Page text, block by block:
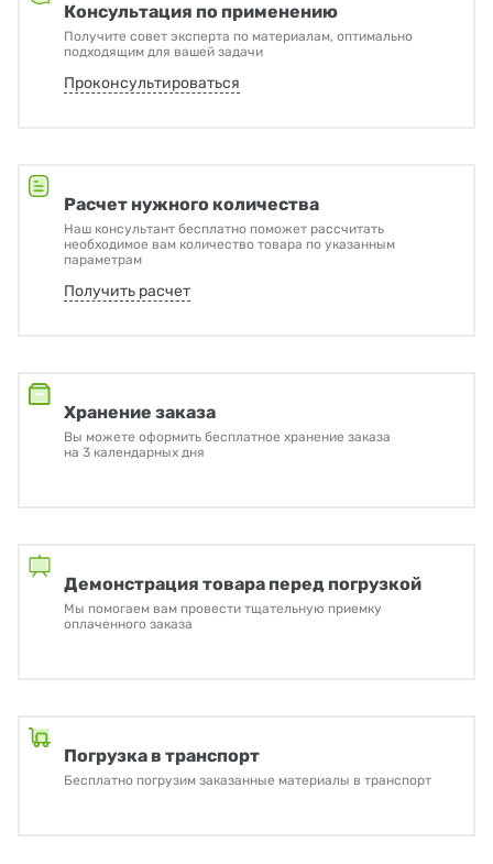
Консультация по применению
Получите совет эксперта по материалам, оптимально
подходящим для вашей задачи
Проконсультироваться
Расчет нужного количества
Наш консультант бесплатно поможет рассчитать
необходимое вам количество товара по указанным
параметрам
Получить расчет
Хранение заказа
Вы можете оформить бесплатное хранение заказа
на 3 календарных дня
Демонстрация товара перед погрузкой
Мы помогаем вам провести тщательную приемку
оплаченного заказа
Погрузка в транспорт
Бесплатно погрузим заказанные материалы в транспорт